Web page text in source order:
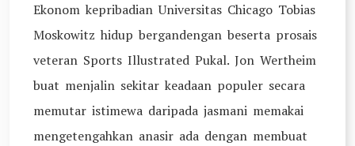
Ekonom kepribadian Universitas Chicago Tobias
Moskowitz hidup bergandengan beserta prosais
veteran Sports Illustrated Pukal. Jon Wertheim
buat menjalin sekitar keadaan populer secara
memutar istimewa daripada jasmani memakai
mengetengahkan anasir ada dengan membuat